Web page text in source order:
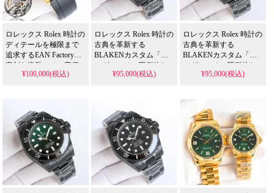
望の逸品です。
す。
ロレックス Rolex 時計の
ディテールを極限まで
追求するEAN Factoryの
真剣な姿勢。その高価
な本物5個を入手しての
すSH4131ムーブメント
へのこだわりは、単な
る利益追求を超えた
「創造」であり、自然
光実写が証明する、収
集家のための確かな逸
品です。
¥100,000(税込)
ロレックス Rolex 時計の
古典を革新する
BLAKENカスタム「キ
ング」。その圧倒的な
全黒スタイルと、N級品
は、高耐久PVDコーテ
ィングと安定したムー
ブメントにより、「良
品」から「古典」へと
昇華させる、まさに冒
険を愛する収集家のた
めの傑作です。
¥95,000(税込)
ロレックス Rolex 時計の
古典を革新する
BLAKENカスタム「キ
ング」。その圧倒的な
全黒スタイルと、N級品
緑/青魔」カラーリング
は、高耐久PVDコーテ
ィングと安定したムー
ブメントにより、「良
品」から「古典」へと
昇華させる、まさに冒
険を愛する収集家のた
めの傑作です。
¥95,000(税込)